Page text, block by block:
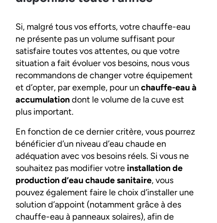
Si, malgré tous vos efforts, votre chauffe-eau
ne présente pas un volume suffisant pour
satisfaire toutes vos attentes, ou que votre
situation a fait évoluer vos besoins, nous vous
recommandons de changer votre équipement
et d’opter, par exemple, pour un chauffe-eau à
accumulationdont le volume de la cuve est
plus important.
En fonction de ce dernier critère, vous pourrez
bénéficier d’un niveau d’eau chaude en
adéquation avec vos besoins réels. Si vous ne
souhaitez pas modifier votre installation de
production d’eau chaude sanitaire, vous
pouvez également faire le choix d’installer une
solution d’appoint (notamment grâce à des
chauffe-eau à panneaux solaires), afin de